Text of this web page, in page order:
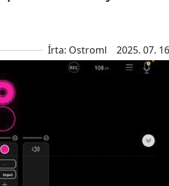
Írta: Ostroml 2025. 07.